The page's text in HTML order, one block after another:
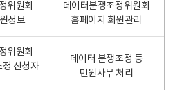
위원회
정보
데이터분쟁조정위원회
홈페이지 회원관리
위원회
정 신청자
데이터 분쟁조정 등
민원사무 처리